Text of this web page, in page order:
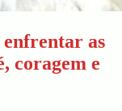
enfrentar as
coragem e